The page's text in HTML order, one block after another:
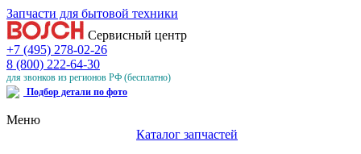
Запчасти для бытовой техники
Сервисный центр
+7 (495) 278-02-26
8 (800) 222-64-30
для звонков из регионов РФ (бесплатно)
Подбор детали по фото
Меню
Каталог запчастей